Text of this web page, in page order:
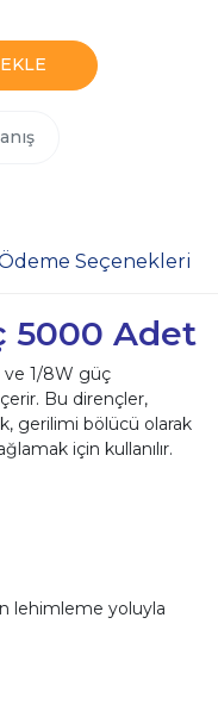
Seçenekleri
5000 Adet
ve 1/8W güç
Bu dirençler,
gerilimi bölücü olarak
için kullanılır.
lehimleme yoluyla